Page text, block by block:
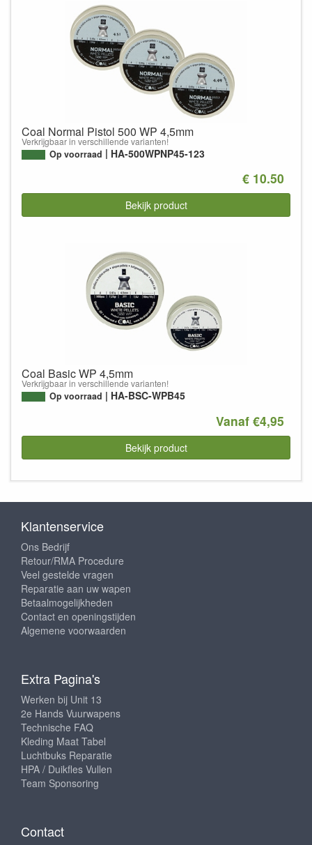
Coal Normal Pistol 500 WP 4,5mm
Verkrijgbaar in verschillende varianten!
Op voorraad HA-500WPNP45-123
€ 10.50
Bekijk product
Coal Basic WP 4,5mm
Verkrijgbaar in verschillende varianten!
Op voorraad HA-BSC-WPB45
Vanaf €4,95
Bekijk product
Klantenservice
Ons Bedrijf
Retour/RMA Procedure
Veel gestelde vragen
Reparatie aan uw wapen
Betaalmogelijkheden
Contact en openingstijden
Algemene voorwaarden
Extra Pagina's
Werken bij Unit 13
2e Hands Vuurwapens
Technische FAQ
Kleding Maat Tabel
Luchtbuks Reparatie
HPA / Duikfles Vullen
Team Sponsoring
Contact